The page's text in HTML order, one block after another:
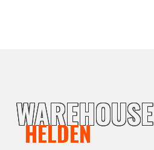
WAREHOUSE
HELDEN